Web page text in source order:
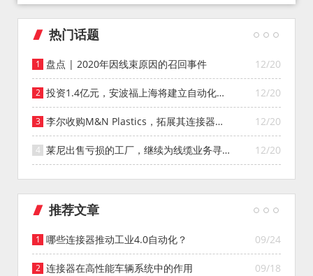
热门话题
12/20
盘点 | 2020年因线束原因的召回事件
12/20
投资1.4亿元，安波福上海将建立自动化智
能仓库
12/20
李尔收购M&N Plastics，拓展其连接器系
统业务
12/20
莱尼出售亏损的工厂，继续为线缆业务寻找
投资者
推荐文章
09/24
哪些连接器推动工业4.0自动化？
09/18
连接器在高性能车辆系统中的作用